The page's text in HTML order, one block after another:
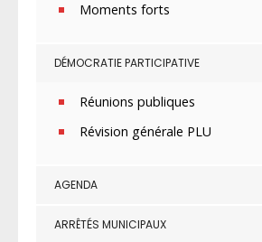
Moments forts
DÉMOCRATIE PARTICIPATIVE
Réunions publiques
Révision générale PLU
AGENDA
ARRÊTÉS MUNICIPAUX